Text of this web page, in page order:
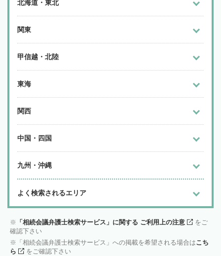
北海道・東北
関東
甲信越・北陸
東海
関西
中国・四国
九州・沖縄
よく検索されるエリア
「相続会議弁護士検索サービス」に関する ご利用上の注意
をご
確認下さい
「相続会議弁護士検索サービス」への掲載を希望される場合はこち
ら
をご確認下さい